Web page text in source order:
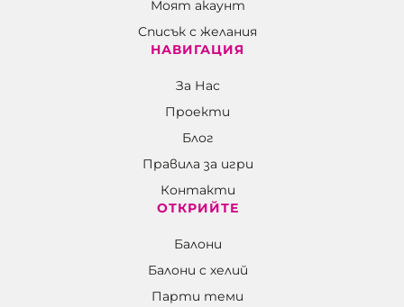
Моят акаунт
Списък с желания
НАВИГАЦИЯ
За Нас
Проекти
Блог
Правила за игри
Контакти
ОТКРИЙТЕ
Балони
Балони c хелий
Парти теми